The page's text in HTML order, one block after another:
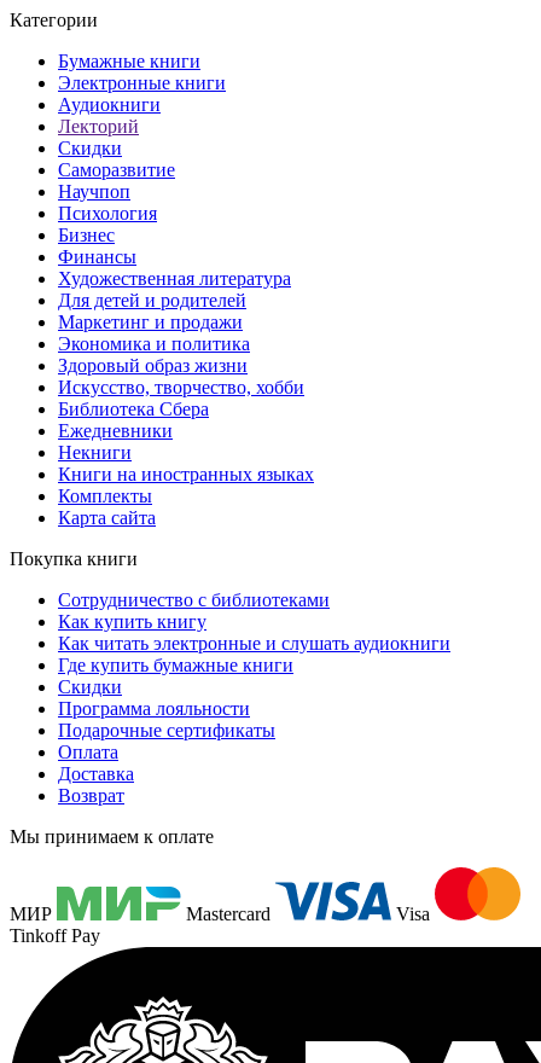
Категории
Бумажные книги
Электронные книги
Аудиокниги
Лекторий
Скидки
Саморазвитие
Научпоп
Психология
Бизнес
Финансы
Художественная литература
Для детей и родителей
Маркетинг и продажи
Экономика и политика
Здоровый образ жизни
Искусство, творчество, хобби
Библиотека Сбера
Ежедневники
Некниги
Книги на иностранных языках
Комплекты
Карта сайта
Покупка книги
Сотрудничество с библиотеками
Как купить книгу
Как читать электронные и слушать аудиокниги
Где купить бумажные книги
Скидки
Программа лояльности
Подарочные сертификаты
Оплата
Доставка
Возврат
Мы принимаем к оплате
МИР Mastercard
Visa
Tinkoff Pay